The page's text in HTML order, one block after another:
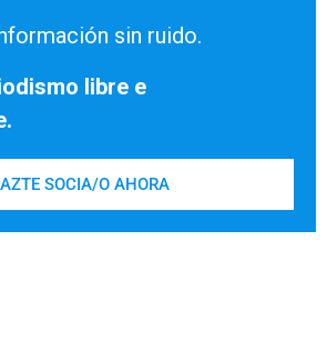
sin ruido.
libre e
SOCIA/O AHORA